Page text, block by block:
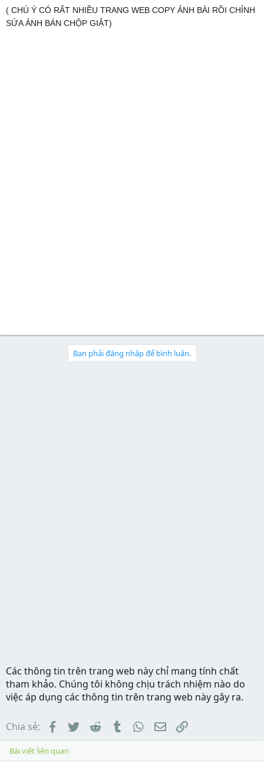
( CHÚ Ý CÓ RẤT NHIỀU TRANG WEB COPY ẢNH BÀI RỒI CHỈNH
SỬA ẢNH BÁN CHỘP GIẬT)
Bạn phải đăng nhập để bình luận.
Các thông tin trên trang web này chỉ mang tính chất
tham khảo. Chúng tôi không chịu trách nhiệm nào do
việc áp dụng các thông tin trên trang web này gây ra.
Chia sẻ: Facebook
TwitterReddit Tumblr WhatsApp
EmailLink
Bài viết liên quan